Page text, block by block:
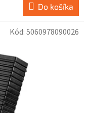
Do košíka
Kód:5060978090026